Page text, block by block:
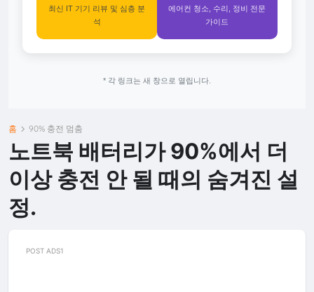
최신 IT 기기 리뷰 및 심층 분
석
에어컨 청소, 수리, 정비 전문
가이드
* 각 링크는 새 창으로 열립니다.
홈 90% 충전 멈춤
노트북 배터리가 90%에서 더
이상 충전 안 될 때의 숨겨진 설
정.
POST ADS1